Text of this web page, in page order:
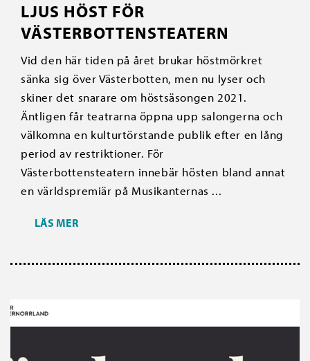
LJUS HÖST FÖR
VÄSTERBOTTENSTEATERN
Vid den här tiden på året brukar höstmörkret
sänka sig över Västerbotten, men nu lyser och
skiner det snarare om höstsäsongen 2021.
Äntligen får teatrarna öppna upp salongerna och
välkomna en kulturtörstande publik efter en lång
period av restriktioner. För
Västerbottensteatern innebär hösten bland annat
en världspremiär på Musikanternas ...
LÄS MER